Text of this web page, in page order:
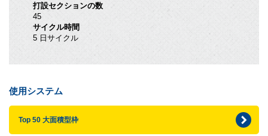
打設セクションの数
45
サイクル時間
5 日サイクル
使用システム
Top 50 大面積型枠